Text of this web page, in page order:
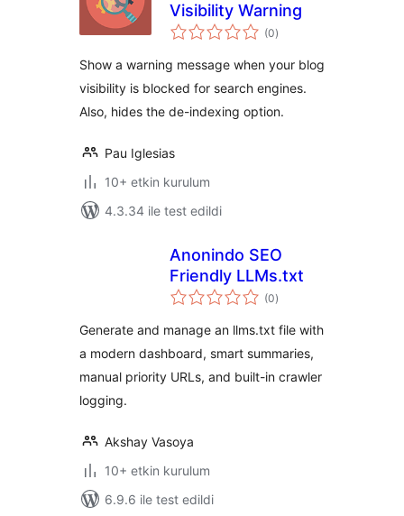
Visibility Warning
(0toplam
puan
)
Show a warning message when your blog
visibility is blocked for search engines.
Also, hides the de-indexing option.
Pau Iglesias
10+ etkin kurulum
4.3.34 ile test edildi
Anonindo SEO
Friendly LLMs.txt
(0toplam
puan
)
Generate and manage an llms.txt file with
a modern dashboard, smart summaries,
manual priority URLs, and built-in crawler
logging.
Akshay Vasoya
10+ etkin kurulum
6.9.6 ile test edildi